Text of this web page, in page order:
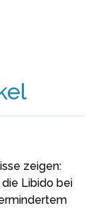
zeigen:
Libido bei